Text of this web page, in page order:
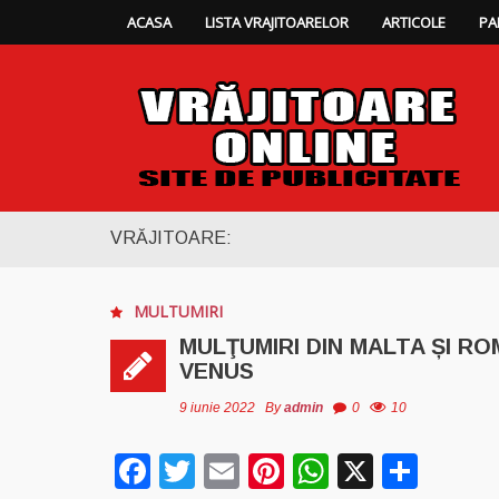
ACASA LISTA VRAJITOARELOR ARTICOLE
VRĂJITOARE:
MULTUMIRI
MULŢUMIRI DIN MALTA ȘI
VENUS
9 iunie 2022 Byadmin 0 10
Facebook
Twitter
EmailPinterest
WhatsApp
X